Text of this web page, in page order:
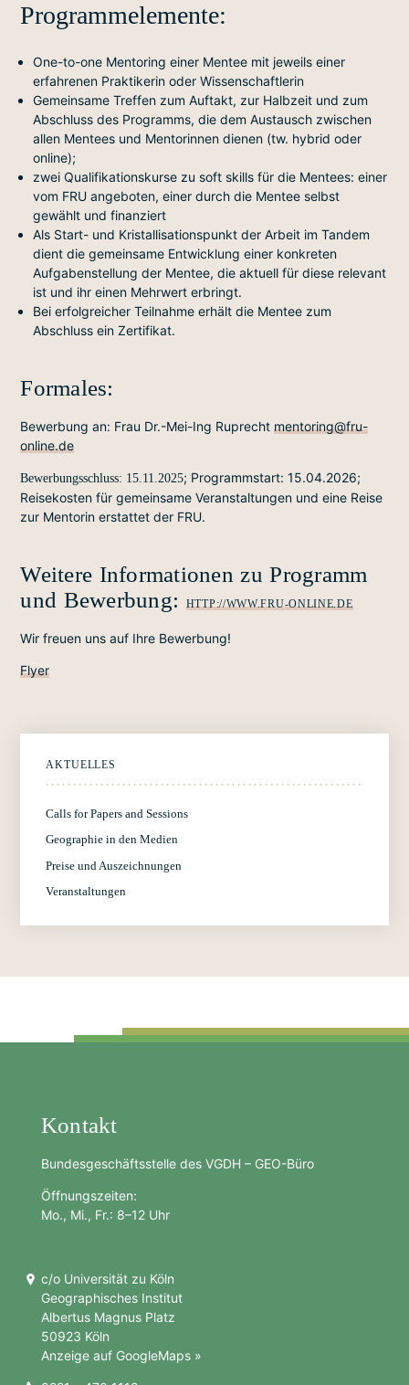
Programmelemente:
One-to-one Mentoring einer Mentee mit jeweils einer
erfahrenen Praktikerin oder Wissenschaftlerin
Gemeinsame Treffen zum Auftakt, zur Halbzeit und zum
Abschluss des Programms, die dem Austausch zwischen
allen Mentees und Mentorinnen dienen (tw. hybrid oder
online);
zwei Qualifikationskurse zu soft skills für die Mentees: einer
vom FRU angeboten, einer durch die Mentee selbst
gewählt und finanziert
Als Start- und Kristallisationspunkt der Arbeit im Tandem
dient die gemeinsame Entwicklung einer konkreten
Aufgabenstellung der Mentee, die aktuell für diese relevant
ist und ihr einen Mehrwert erbringt.
Bei erfolgreicher Teilnahme erhält die Mentee zum
Abschluss ein Zertifikat.
Formales:
Bewerbung an: Frau Dr.-Mei-Ing Ruprechtmentoring@fru-
online.de
Bewerbungsschluss: 15.11.2025; Programmstart: 15.04.2026;
Reisekosten für gemeinsame Veranstaltungen und eine Reise
zur Mentorin erstattet der FRU.
Weitere Informationen zu Programm
und Bewerbung:
HTTP://WWW.FRU-ONLINE.DE
Wir freuen uns auf Ihre Bewerbung!
Flyer
AKTUELLES
Calls for Papers and Sessions
Geographie in den Medien
Preise und Auszeichnungen
Veranstaltungen
Kontakt
Bundesgeschäftsstelle des VGDH – GEO-Büro
Öffnungszeiten:
Mo., Mi., Fr.: 8–12 Uhr
c/o Universität zu Köln
Geographisches Institut
Albertus Magnus Platz
50923 Köln
Anzeige auf GoogleMaps »